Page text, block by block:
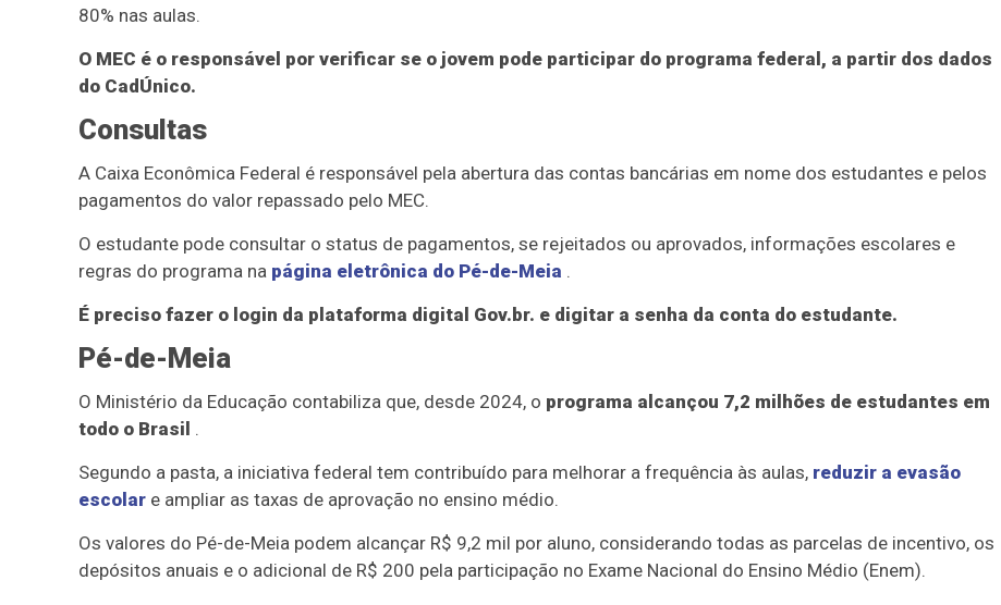
80% nas aulas.
O MEC é o responsável por verificar se o jovem pode participar do programa federal, a partir dos dados
do CadÚnico.
Consultas
A Caixa Econômica Federal é responsável pela abertura das contas bancárias em nome dos estudantes e pelos
pagamentos do valor repassado pelo MEC.
O estudante pode consultar o status de pagamentos, se rejeitados ou aprovados, informações escolares e
regras do programa na página eletrônica do Pé-de-Meia .
É preciso fazer o login da plataforma digital Gov.br. e digitar a senha da conta do estudante.
Pé-de-Meia
O Ministério da Educação contabiliza que, desde 2024, o programa alcançou 7,2 milhões de estudantes em
todo o Brasil .
Segundo a pasta, a iniciativa federal tem contribuído para melhorar a frequência às aulas, reduzir a evasão
escolar e ampliar as taxas de aprovação no ensino médio.
Os valores do Pé-de-Meia podem alcançar R$ 9,2 mil por aluno, considerando todas as parcelas de incentivo, os
depósitos anuais e o adicional de R$ 200 pela participação no Exame Nacional do Ensino Médio (Enem).